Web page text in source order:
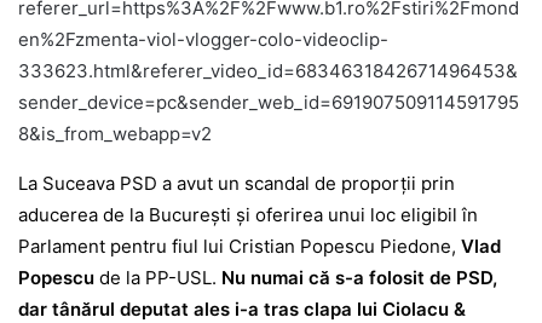
referer_url=https%3A%2F%2Fwww.b1.ro%2Fstiri%2Fmond
en%2Fzmenta-viol-vlogger-colo-videoclip-
333623.html&referer_video_id=6834631842671496453&
sender_device=pc&sender_web_id=691907509114591795
8&is_from_webapp=v2
La Suceava PSD a avut un scandal de proporții prin
aducerea de la București și oferirea unui loc eligibil în
Parlament pentru fiul lui Cristian Popescu Piedone, Vlad
Popescu de la PP-USL. Nu numai că s-a folosit de PSD,
dar tânărul deputat ales i-a tras clapa lui Ciolacu &